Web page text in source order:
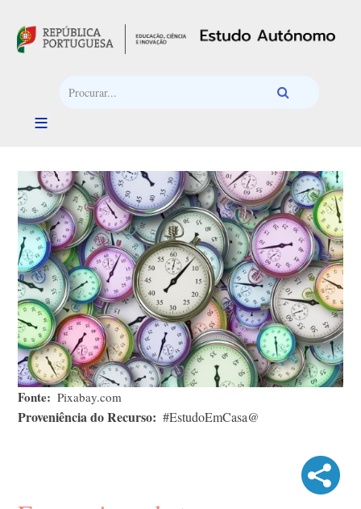
Fonte Pixabay.com
Proveniência do Recurso #EstudoEmCasa@